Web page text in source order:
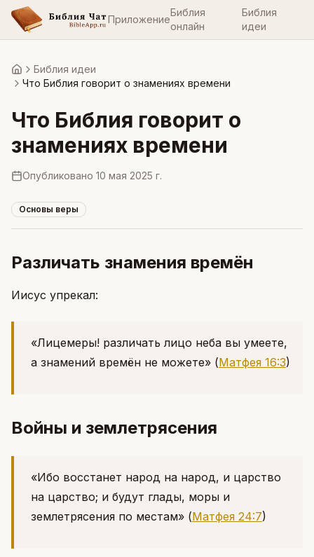
Приложение
Библия
онлайн
Библия
идеи
ГлавнаяБиблия идеи
Что Библия говорит о знамениях времени
Что Библия говорит о
знамениях времени
Опубликовано 10 мая 2025 г.
Основы веры
Различать знамения времён
Иисус упрекал:
«Лицемеры! различать лицо неба вы умеете,
а знамений времён не можете» (Матфея 16:3)
Войны и землетрясения
«Ибо восстанет народ на народ, и царство
на царство; и будут глады, моры и
землетрясения по местам» (Матфея 24:7)